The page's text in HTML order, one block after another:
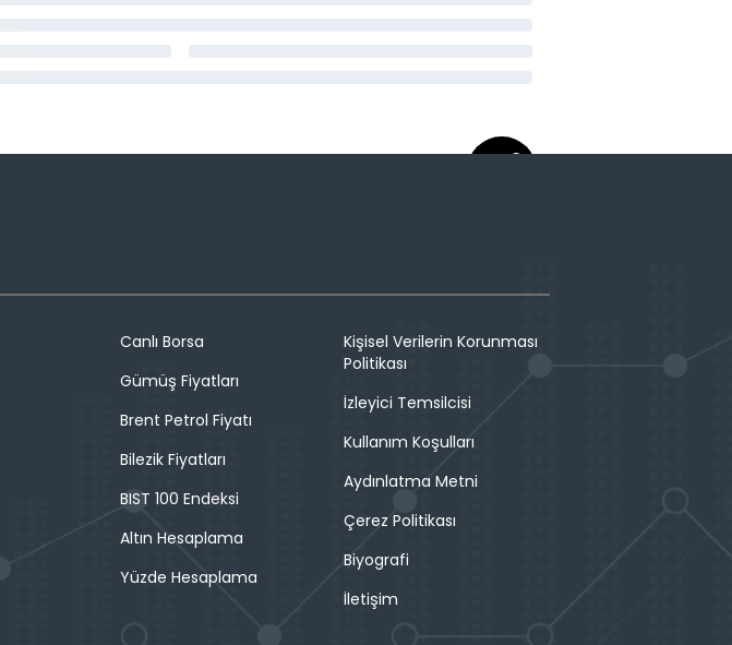
Canlı Borsa
Gümüş Fiyatları
Brent Petrol Fiyatı
Bilezik Fiyatları
BIST 100 Endeksi
Altın Hesaplama
Yüzde Hesaplama
Kişisel Verilerin Korunması
Politikası
İzleyici Temsilcisi
Kullanım Koşulları
Aydınlatma Metni
Çerez Politikası
Biyografi
İletişim